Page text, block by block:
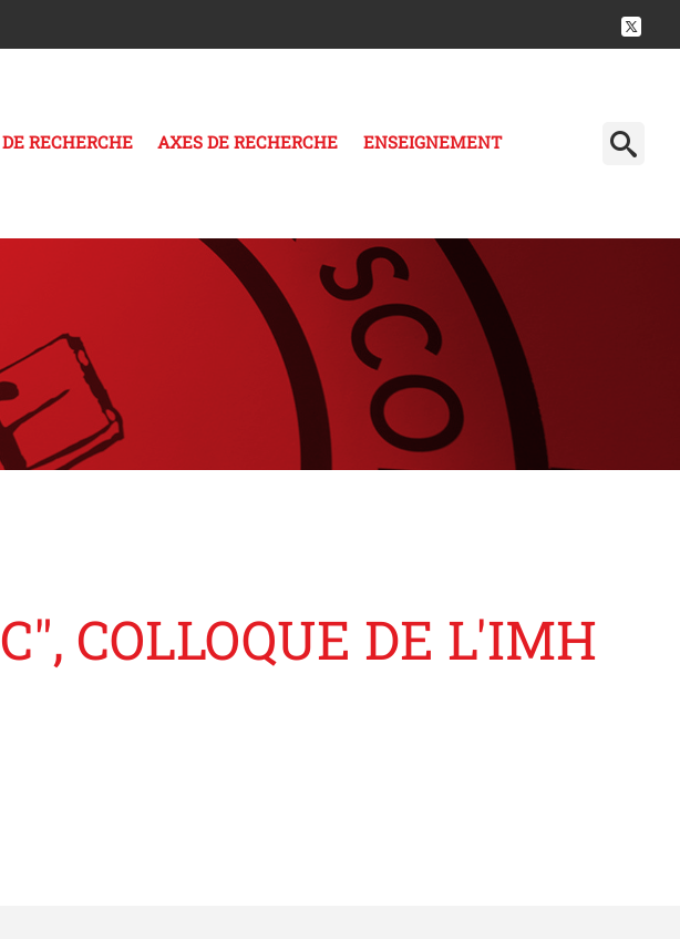
RECHERCHE AXES DE RECHERCHE ENSEIGNEMENT
COLLOQUE DE L'IMH